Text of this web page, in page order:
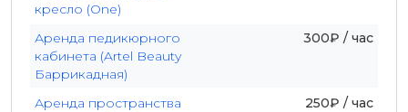
кресло (One)
Аренда педикюрного
кабинета (Artel Beauty
Баррикадная)
300₽ / час
Аренда пространства
250₽ / час